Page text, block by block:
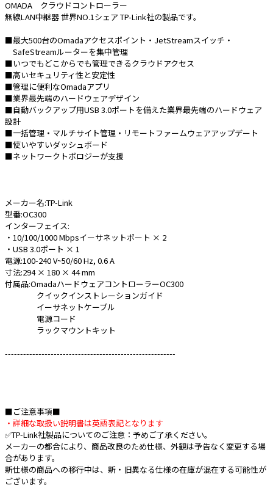
OMADA クラウドコントローラー
無線LAN中継器 世界NO.1シェア TP-Link社の製品です。
■最大500台のOmadaアクセスポイント・JetStreamスイッチ・
SafeStreamルーターを集中管理
■いつでもどこからでも管理できるクラウドアクセス
■高いセキュリティ性と安定性
■管理に便利なOmadaアプリ
■業界最先端のハードウェアデザイン
■自動バックアップ用USB 3.0ポートを備えた業界最先端のハードウェア
設計
■一括管理・マルチサイト管理・リモートファームウェアアップデート
■使いやすいダッシュボード
■ネットワークトポロジーが支援
メーカー名:TP-Link
型番:OC300
インターフェイス:
・10/100/1000 Mbpsイーサネットポート × 2
・USB 3.0ポート × 1
電源:100-240 V~50/60 Hz, 0.6 A
寸法:294 × 180 × 44 mm
付属品:OmadaハードウェアコントローラーOC300
クイックインストレーションガイド
イーサネットケーブル
電源コード
ラックマウントキット
--------------------------------------------------------
■ご注意事項■
・詳細な取扱い説明書は英語表記となります
✅TP-Link社製品についてのご注意：予めご了承ください。
メーカーの都合により、商品改良のため仕様、外観は予告なく変更する場
合があります。
新仕様の商品への移行中は、新・旧異なる仕様の在庫が混在する可能性が
ございます。